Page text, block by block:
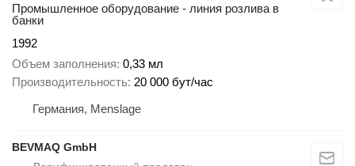
Промышленное оборудование - линия розлива в
банки
1992
Объем заполнения 0,33 мл
Производительность 20 000 бут/час
Германия, Menslage
BEVMAQ GmbH